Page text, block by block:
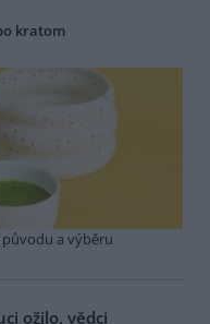
kratom
a výběru
ožilo, vědci